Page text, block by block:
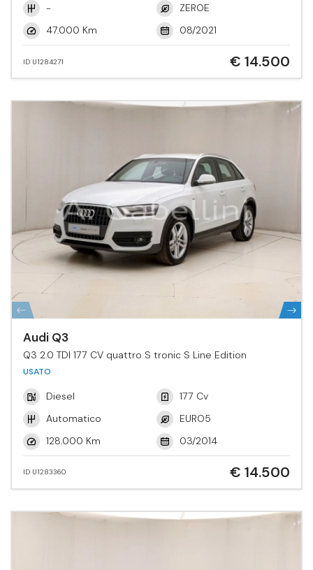
-
ZEROE
47.000 Km
08/2021
ID U1284271 € 14.500
Audi Q3
Q3 2.0 TDI 177 CV quattro S tronic S Line Edition
USATO
Diesel
177 Cv
Automatico
EURO5
128.000 Km
03/2014
ID U1283360 € 14.500